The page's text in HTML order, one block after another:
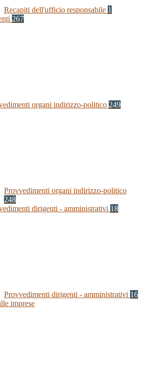
Recapiti dell'ufficio responsabile 1
267
organi indirizzo-politico 249
Provvedimenti organi indirizzo-politico
248
dirigenti - amministrativi 18
Provvedimenti dirigenti - amministrativi 16
imprese